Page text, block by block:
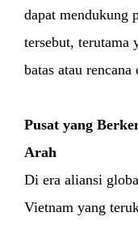
dapat mendukung
tersebut,
batas atau
Pusat yang
Arah
Di era aliansi
Vietnam yang